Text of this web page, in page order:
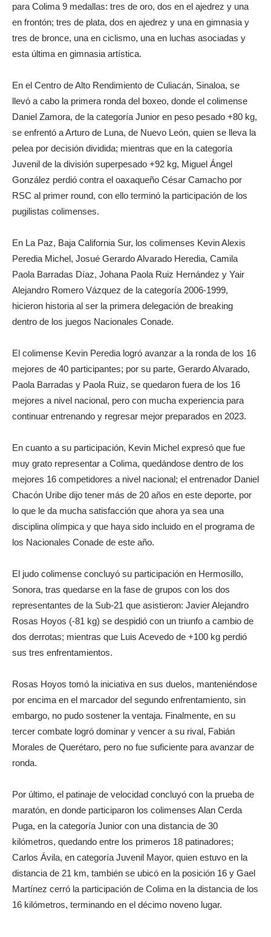
para Colima 9 medallas: tres de oro, dos en el ajedrez y una
en frontón; tres de plata, dos en ajedrez y una en gimnasia y
tres de bronce, una en ciclismo, una en luchas asociadas y
esta última en gimnasia artística.
En el Centro de Alto Rendimiento de Culiacán, Sinaloa, se
llevó a cabo la primera ronda del boxeo, donde el colimense
Daniel Zamora, de la categoría Junior en peso pesado +80 kg,
se enfrentó a Arturo de Luna, de Nuevo León, quien se lleva la
pelea por decisión dividida; mientras que en la categoría
Juvenil de la división superpesado +92 kg, Miguel Ángel
González perdió contra el oaxaqueño César Camacho por
RSC al primer round, con ello terminó la participación de los
pugilistas colimenses.
En La Paz, Baja California Sur, los colimenses Kevin Alexis
Peredia Michel, Josué Gerardo Alvarado Heredia, Camila
Paola Barradas Díaz, Johana Paola Ruiz Hernández y Yair
Alejandro Romero Vázquez de la categoría 2006-1999,
hicieron historia al ser la primera delegación de breaking
dentro de los juegos Nacionales Conade.
El colimense Kevin Peredia logró avanzar a la ronda de los 16
mejores de 40 participantes; por su parte, Gerardo Alvarado,
Paola Barradas y Paola Ruiz, se quedaron fuera de los 16
mejores a nivel nacional, pero con mucha experiencia para
continuar entrenando y regresar mejor preparados en 2023.
En cuanto a su participación, Kevin Michel expresó que fue
muy grato representar a Colima, quedándose dentro de los
mejores 16 competidores a nivel nacional; el entrenador Daniel
Chacón Uribe dijo tener más de 20 años en este deporte, por
lo que le da mucha satisfacción que ahora ya sea una
disciplina olímpica y que haya sido incluido en el programa de
los Nacionales Conade de este año.
El judo colimense concluyó su participación en Hermosillo,
Sonora, tras quedarse en la fase de grupos con los dos
representantes de la Sub-21 que asistieron: Javier Alejandro
Rosas Hoyos (-81 kg) se despidió con un triunfo a cambio de
dos derrotas; mientras que Luis Acevedo de +100 kg perdió
sus tres enfrentamientos.
Rosas Hoyos tomó la iniciativa en sus duelos, manteniéndose
por encima en el marcador del segundo enfrentamiento, sin
embargo, no pudo sostener la ventaja. Finalmente, en su
tercer combate logró dominar y vencer a su rival, Fabián
Morales de Querétaro, pero no fue suficiente para avanzar de
ronda.
Por último, el patinaje de velocidad concluyó con la prueba de
maratón, en donde participaron los colimenses Alan Cerda
Puga, en la categoría Junior con una distancia de 30
kilómetros, quedando entre los primeros 18 patinadores;
Carlos Ávila, en categoría Juvenil Mayor, quien estuvo en la
distancia de 21 km, también se ubicó en la posición 16 y Gael
Martínez cerró la participación de Colima en la distancia de los
16 kilómetros, terminando en el décimo noveno lugar.